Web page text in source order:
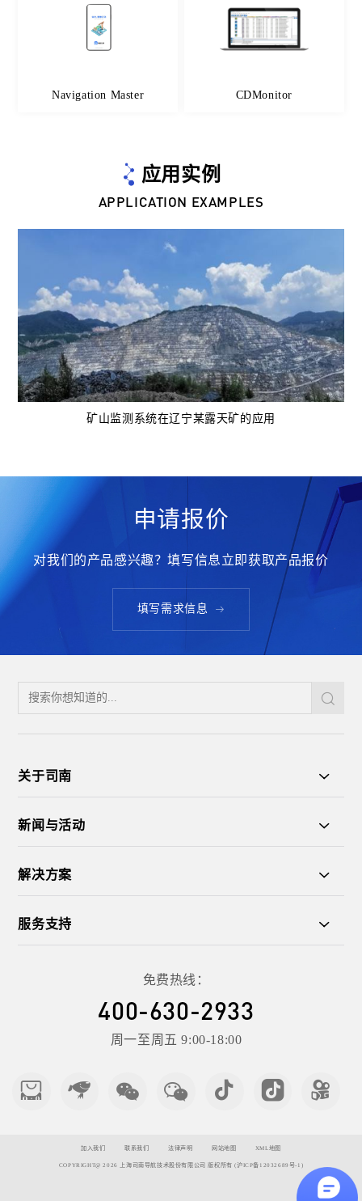
Navigation Master CDMonitor
应用实例
APPLICATION EXAMPLES
矿山监测系统在辽宁某露天矿的应用
申请报价
对我们的产品感兴趣？填写信息立即获取产品报价
填写需求信息
免费热线：
400-630-2933
周一至周五 9:00-18:00
关于司南
新闻与活动
解决方案
服务支持
加入我们 联系我们 法律声明 网站地图 XML地图
COPYRIGHT@2026 上海司南导航技术股份有限公司 版权所有(沪ICP备12032689号-1)